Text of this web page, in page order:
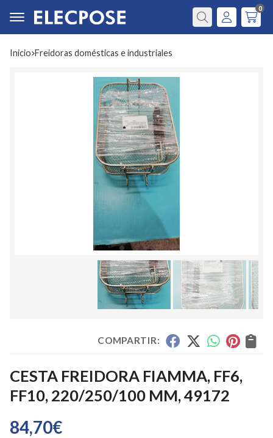
Buscar
0
Inicio freidoras domésticas e industriales
COMPARTIR:
CESTA FREIDORA FIAMMA, FF6,
FF10, 220/250/100 MM, 49172
84,70€